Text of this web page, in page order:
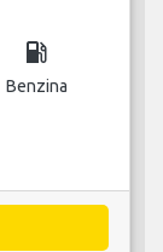
local_gas_station
Benzina